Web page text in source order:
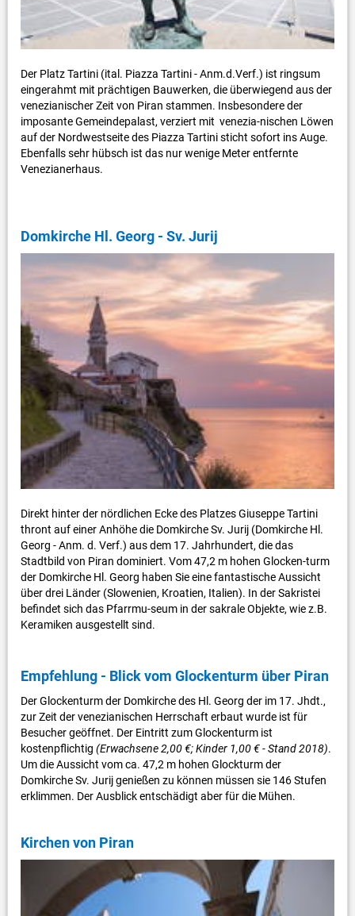
Der Platz Tartini (ital. Piazza Tartini - Anm.d.Verf.) ist ringsum
eingerahmt mit prächtigen Bauwerken, die überwiegend aus der
venezianischer Zeit von Piran stammen. Insbesondere der
imposante Gemeindepalast, verziert mit venezia-nischen Löwen
auf der Nordwestseite des Piazza Tartini sticht sofort ins Auge.
Ebenfalls sehr hübsch ist das nur wenige Meter entfernte
Venezianerhaus.
Domkirche Hl. Georg - Sv. Jurij
Direkt hinter der nördlichen Ecke des Platzes Giuseppe Tartini
thront auf einer Anhöhe die Domkirche Sv. Jurij (Domkirche Hl.
Georg - Anm. d. Verf.) aus dem 17. Jahrhundert, die das
Stadtbild von Piran dominiert. Vom 47,2 m hohen Glocken-turm
der Domkirche Hl. Georg haben Sie eine fantastische Aussicht
über drei Länder (Slowenien, Kroatien, Italien). In der Sakristei
befindet sich das Pfarrmu-seum in der sakrale Objekte, wie z.B.
Keramiken ausgestellt sind.
Empfehlung - Blick vom Glockenturm über Piran
Der Glockenturm der Domkirche des Hl. Georg der im 17. Jhdt.,
zur Zeit der venezianischen Herrschaft erbaut wurde ist für
Besucher geöffnet. Der Eintritt zum Glockenturm ist
kostenpflichtig (Erwachsene 2,00 €; Kinder 1,00 € - Stand 2018).
Um die Aussicht vom ca. 47,2 m hohen Glockturm der
Domkirche Sv. Jurij genießen zu können müssen sie 146 Stufen
erklimmen. Der Ausblick entschädigt aber für die Mühen.
Kirchen von Piran